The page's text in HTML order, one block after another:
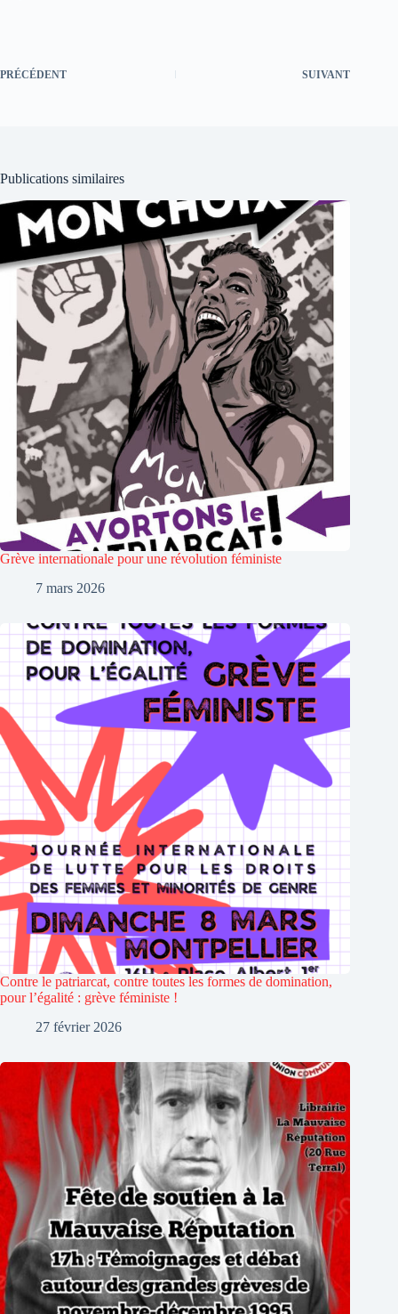
PRÉCÉDENT SUIVANT
Publications similaires
Grève internationale pour une révolution féministe
7 mars 2026
Contre le patriarcat, contre toutes les formes de domination,
pour l’égalité : grève féministe !
27 février 2026